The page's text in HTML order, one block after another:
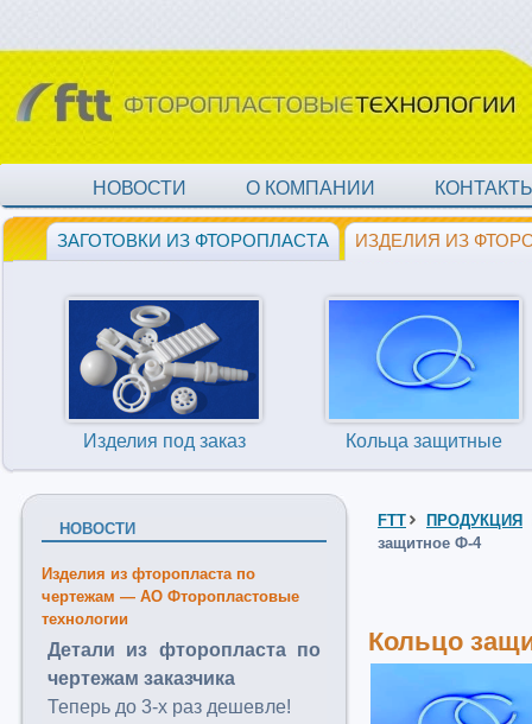
НОВОСТИ О КОМПАНИИ
ЗАГОТОВКИ ИЗ ФТОРОПЛАСТА ИЗДЕЛИЯ ИЗ
Изделия под заказ Кольца защитные
НОВОСТИ
Изделия из фторопласта по
чертежам — АО Фторопластовые
технологии
Детали из фторопласта по
чертежам заказчика
Теперь до 3-х раз дешевле!
FTT
ПРОДУКЦИЯ
защитное Ф-4
Кольцо